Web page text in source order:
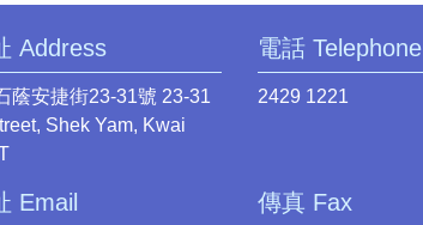
Address
蔭安捷街23-31號 23-31
Shek Yam, Kwai
電話 Telephone
2429 1221
Email 傳真 Fax